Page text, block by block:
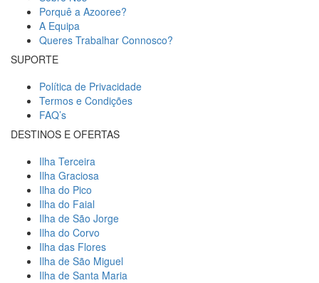
Porquê a Azooree?
A Equipa
Queres Trabalhar Connosco?
SUPORTE
Política de Privacidade
Termos e Condições
FAQ’s
DESTINOS E OFERTAS
Ilha Terceira
Ilha Graciosa
Ilha do Pico
Ilha do Faial
Ilha de São Jorge
Ilha do Corvo
Ilha das Flores
Ilha de São Miguel
Ilha de Santa Maria